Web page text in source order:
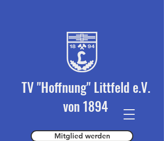
TV "Hoffnung" Littfeld e.V.
von 1894
Mitglied werden